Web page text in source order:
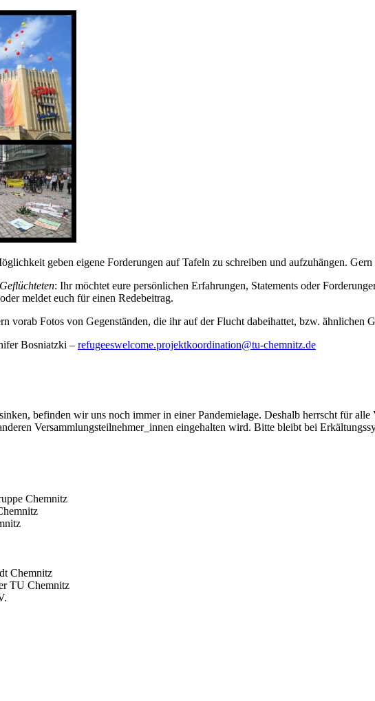
geben eigene Forderungen auf Tafeln zu schreiben und aufzuhängen.
: Ihr möchtet eure persönlichen Erfahrungen, Statements oder
meldet euch für einen Redebeitrag.
vorab Fotos von Gegenständen, die ihr auf der Flucht dabeihattet, bzw.
Bosniatzki – refugeeswelcome.projektkoordination@tu-chemnitz.de
befinden wir uns noch immer in einer Pandemielage. Deshalb herrscht für
Versammlungsteilnehmer_innen eingehalten wird. Bitte bleibt bei
Chemnitz
Chemnitz
TU Chemnitz